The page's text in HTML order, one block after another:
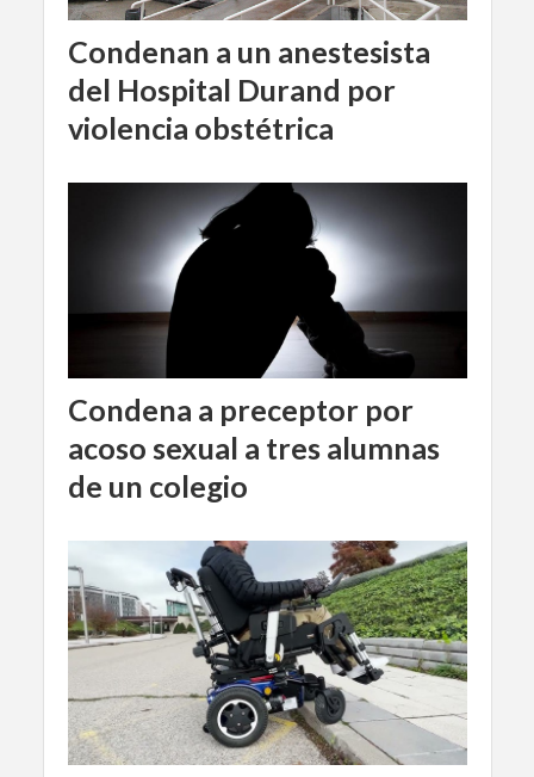
Condenan a un anestesista
del Hospital Durand por
violencia obstétrica
Condena a preceptor por
acoso sexual a tres alumnas
de un colegio